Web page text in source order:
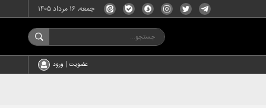
جمعه، ۱۶ مرداد ۱۴۰۵
عضویت | ورود